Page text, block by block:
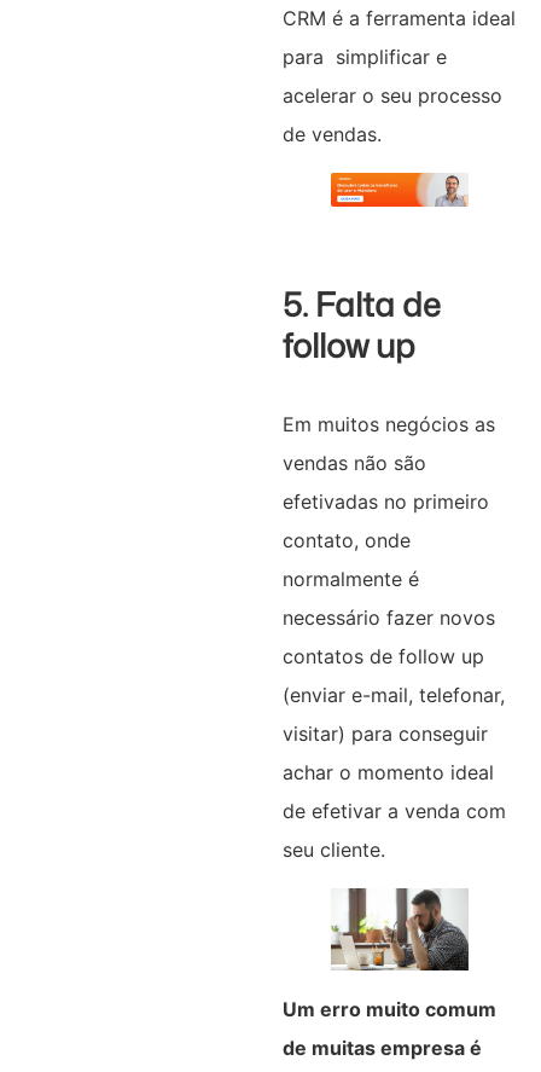
CRM é a ferramenta ideal
para simplificar e
acelerar o seu processo
de vendas.
5. Falta de
follow up
Em muitos negócios as
vendas não são
efetivadas no primeiro
contato, onde
normalmente é
necessário fazer novos
contatos de follow up
(enviar e-mail, telefonar,
visitar) para conseguir
achar o momento ideal
de efetivar a venda com
seu cliente.
Um erro muito comum
de muitas empresa é